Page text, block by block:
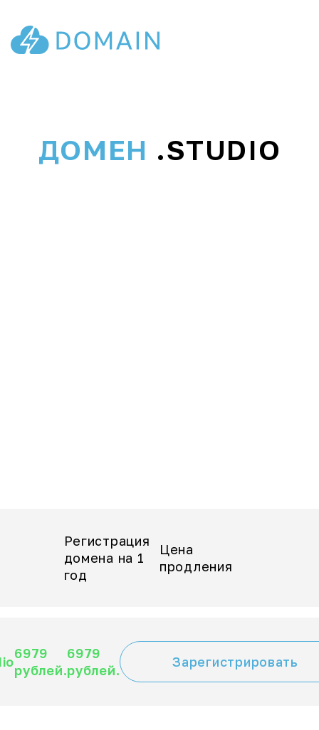
ДОМЕН .STUDIO
Регистрация
домена на 1
год
Цена
продления
6979
рублей.
6979
рублей.
Зарегистрировать